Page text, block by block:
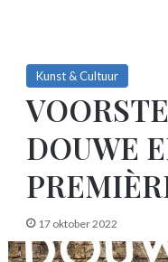
Kunst & Cultuur
DOUWE
17 oktober 2022